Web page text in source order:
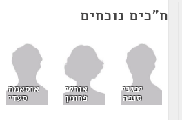
ח"כים נוכחים
יבגני
סובה
אורלי
פרומן
אוסאמה
סעדי